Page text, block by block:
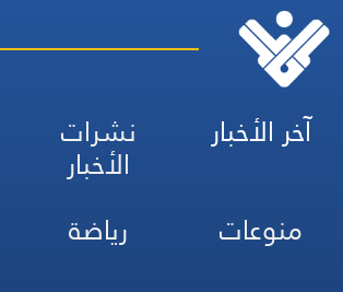
آخر الأخبار نشرات
الأخبار
منوعات
رياضة